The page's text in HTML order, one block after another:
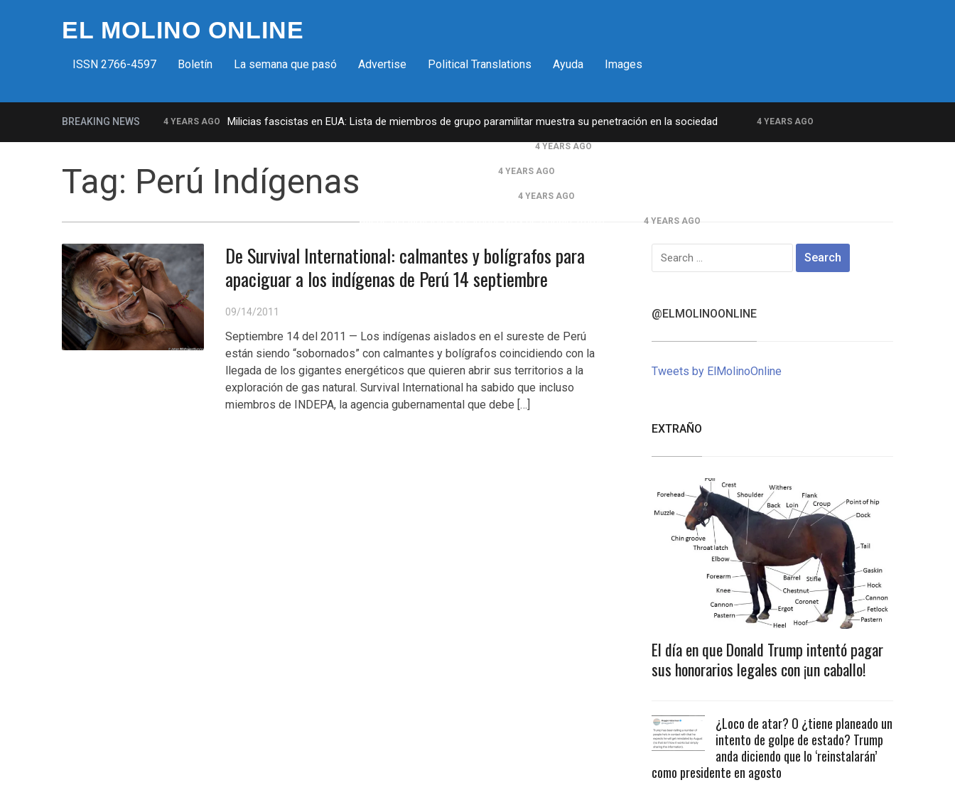
EL MOLINO ONLINE
ISSN 2766-4597 Boletín La semana que pasó Advertise Political Translations Ayuda Images
BREAKING NEWS 4 YEARS AGO Milicias fascistas en EUA: Lista de miembros de grupo paramilitar muestra su penetración en la sociedad 4 YEARS AGO
La increíble y descarada historia del congresista por NY George Santos 4 YEARS AGO
Insurrección bolsonarista en Brasil lleva la firma del Trumpismo 4 YEARS AGO
Control del Senado EUA en juego en 2da vuelta electoral en Georgia 4 YEARS AGO
¡Finalmente! Cámara de Representantes obtiene declaraciones de impuestos de Donald Trump 4 YEARS AGO
¡Culpable! Jurado en Washington D.C. falla en contra Steward Rhodes, fundador de violento, grupo paramilitar
Tag: Perú Indígenas
De Survival International: calmantes y bolígrafos para
apaciguar a los indígenas de Perú 14 septiembre
09/14/2011
Septiembre 14 del 2011 — Los indígenas aislados en el sureste de Perú
están siendo “sobornados” con calmantes y bolígrafos coincidiendo con la
llegada de los gigantes energéticos que quieren abrir sus territorios a la
exploración de gas natural. Survival International ha sabido que incluso
miembros de INDEPA, la agencia gubernamental que debe […]
Search
for:
@ELMOLINOONLINE
Tweets by ElMolinoOnline
EXTRAÑO
El día en que Donald Trump intentó pagar
sus honorarios legales con ¡un caballo!
¿Loco de atar? O ¿tiene planeado un
intento de golpe de estado? Trump
anda diciendo que lo ‘reinstalarán’
como presidente en agosto